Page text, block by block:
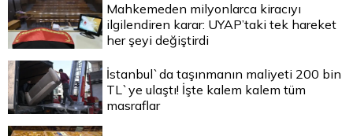
Mahkemeden milyonlarca kiracıyı
ilgilendiren karar: UYAP’taki tek hareket
her şeyi değiştirdi
İstanbul`da taşınmanın maliyeti 200 bin
TL`ye ulaştı! İşte kalem kalem tüm
masraflar